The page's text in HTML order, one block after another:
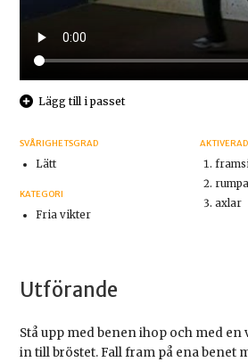
Lägg till i passet
SVÅRIGHETSGRAD
Lätt
KATEGORI
Fria vikter
axlar
Utförande
Stå upp med benen ihop och med
in till bröstet. Fall fram på ena benet